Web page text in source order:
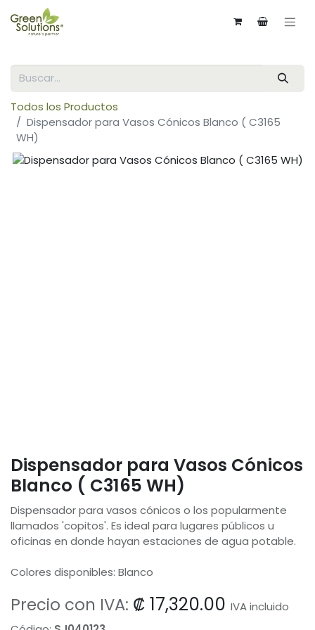
Todos los Productos
Dispensador para Vasos Cónicos Blanco ( C3165
WH)
Dispensador para Vasos Cónicos
Blanco ( C3165 WH)
Dispensador para vasos cónicos o los popularmente
llamados 'copitos'. Es ideal para lugares públicos u
oficinas en donde hayan estaciones de agua potable.
Colores disponibles: Blanco
Precio con IVA: ₡ 17,320.00 IVA incluido